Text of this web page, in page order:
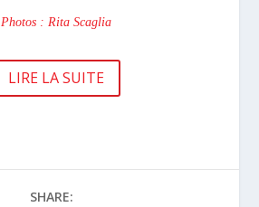
Photos : Rita Scaglia
LIRE LA SUITE
SHARE: